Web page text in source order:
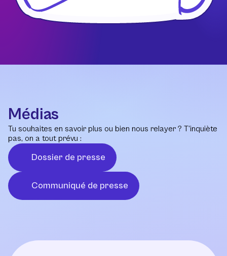
Médias
Tu souhaites en savoir plus ou bien nous relayer ? T’inquiète
pas, on a tout prévu :
Dossier de presse
Communiqué de presse